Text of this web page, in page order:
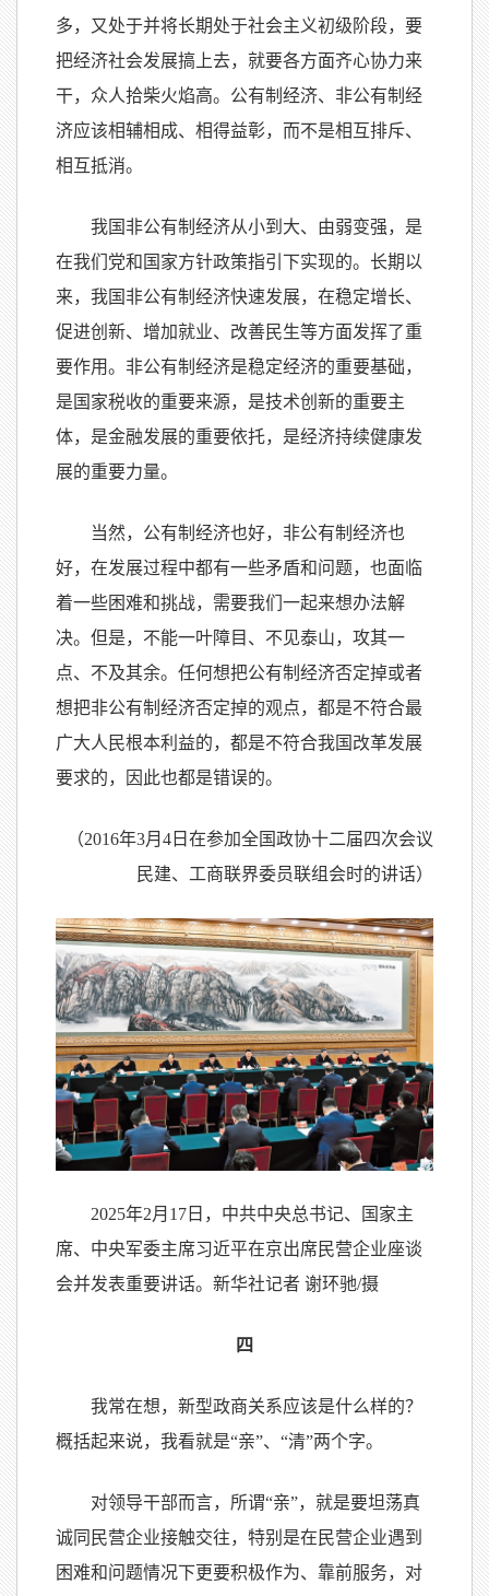
多，又处于并将长期处于社会主义初级阶段，要
把经济社会发展搞上去，就要各方面齐心协力来
干，众人拾柴火焰高。公有制经济、非公有制经
济应该相辅相成、相得益彰，而不是相互排斥、
相互抵消。
我国非公有制经济从小到大、由弱变强，是
在我们党和国家方针政策指引下实现的。长期以
来，我国非公有制经济快速发展，在稳定增长、
促进创新、增加就业、改善民生等方面发挥了重
要作用。非公有制经济是稳定经济的重要基础，
是国家税收的重要来源，是技术创新的重要主
体，是金融发展的重要依托，是经济持续健康发
展的重要力量。
当然，公有制经济也好，非公有制经济也
好，在发展过程中都有一些矛盾和问题，也面临
着一些困难和挑战，需要我们一起来想办法解
决。但是，不能一叶障目、不见泰山，攻其一
点、不及其余。任何想把公有制经济否定掉或者
想把非公有制经济否定掉的观点，都是不符合最
广大人民根本利益的，都是不符合我国改革发展
要求的，因此也都是错误的。
（2016年3月4日在参加全国政协十二届四次会议
民建、工商联界委员联组会时的讲话）
2025年2月17日，中共中央总书记、国家主
席、中央军委主席习近平在京出席民营企业座谈
会并发表重要讲话。新华社记者 谢环驰/摄
四
我常在想，新型政商关系应该是什么样的？
概括起来说，我看就是“亲”、“清”两个字。
对领导干部而言，所谓“亲”，就是要坦荡真
诚同民营企业接触交往，特别是在民营企业遇到
困难和问题情况下更要积极作为、靠前服务，对